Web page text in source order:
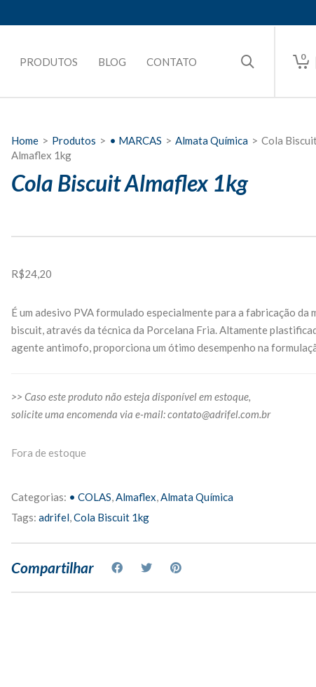
0
PRODUTOS BLOG CONTATO
Home > Produtos > • MARCAS > Almata Química > Cola
Almaflex 1kg
Cola Biscuit Almaflex 1kg
R$24,20
É um adesivo PVA formulado especialmente para a fabricação da
biscuit, através da técnica da Porcelana Fria. Altamente
agente antimofo, proporciona um ótimo desempenho na
>> Caso este produto não esteja disponível em estoque,
solicite uma encomenda via e-mail:contato@adrifel.com.br
Fora de estoque
Categorias: • COLAS,Almaflex,Almata Química
Tags: adrifel,Cola Biscuit 1kg
Compartilhar